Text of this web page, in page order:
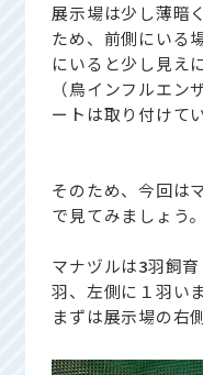
展示場は少し薄暗
ため、前側にいる
にいると少し見え
（鳥インフルエ
ートは取り付けて
そのため、今回は
で見てみましょう。
マナヅルは3羽飼
羽、左側に１羽いま
まずは展示場の右